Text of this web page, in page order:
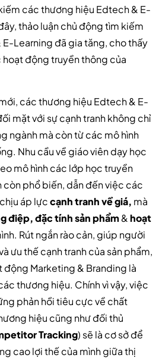
các thương hiệu Edtech & E-
thảo luận chủ động tìm kiếm
Learning đã gia tăng, cho thấy
động truyền thông của
các thương hiệu Edtech & E-
mặt với sự cạnh tranh không chỉ
ngành mà còn từ các mô hình
Nhu cầu về giáo viên dạy học
mô hình các lớp học truyền
còn phổ biến, dẫn đến việc các
áp lựccạnh tranh về giá, mà
điệp, đặc tính sản phẩm&hoạt
Rút ngắn rào cản, giúp người
ưu thế cạnh tranh của sản phẩm,
động Marketing & Branding là
thương hiệu. Chính vì vậy, việc
phản hồi tiêu cực về chất
hiệu cũng như đối thủ
Tracking) sẽ là cơ sở để
cao lợi thế của mình giữa thị